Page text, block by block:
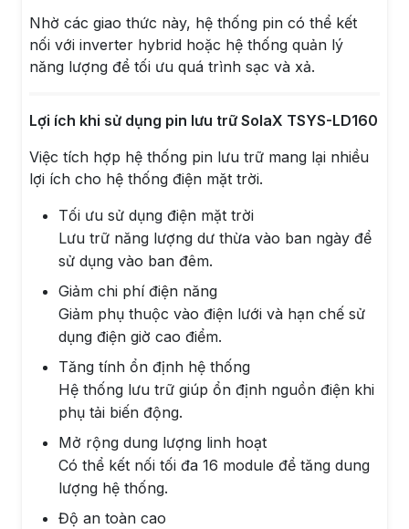
Nhờ các giao thức này, hệ thống pin có thể kết
nối với inverter hybrid hoặc hệ thống quản lý
năng lượng để tối ưu quá trình sạc và xả.
Lợi ích khi sử dụng pin lưu trữ SolaX TSYS-LD160
Việc tích hợp hệ thống pin lưu trữ mang lại nhiều
lợi ích cho hệ thống điện mặt trời.
Tối ưu sử dụng điện mặt trời
Lưu trữ năng lượng dư thừa vào ban ngày để
sử dụng vào ban đêm.
Giảm chi phí điện năng
Giảm phụ thuộc vào điện lưới và hạn chế sử
dụng điện giờ cao điểm.
Tăng tính ổn định hệ thống
Hệ thống lưu trữ giúp ổn định nguồn điện khi
phụ tải biến động.
Mở rộng dung lượng linh hoạt
Có thể kết nối tối đa 16 module để tăng dung
lượng hệ thống.
Độ an toàn cao